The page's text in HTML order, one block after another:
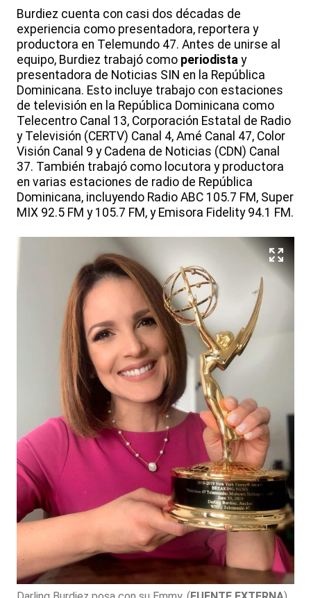
Burdiez cuenta con casi dos décadas de
experiencia como presentadora, reportera y
productora en Telemundo 47. Antes de unirse al
equipo, Burdiez trabajó como periodista y
presentadora de Noticias SIN en la República
Dominicana. Esto incluye trabajo con estaciones
de televisión en la República Dominicana como
Telecentro Canal 13, Corporación Estatal de Radio
y Televisión (CERTV) Canal 4, Amé Canal 47, Color
Visión Canal 9 y Cadena de Noticias (CDN) Canal
37. También trabajó como locutora y productora
en varias estaciones de radio de República
Dominicana, incluyendo Radio ABC 105.7 FM, Super
MIX 92.5 FM y 105.7 FM, y Emisora Fidelity 94.1 FM.